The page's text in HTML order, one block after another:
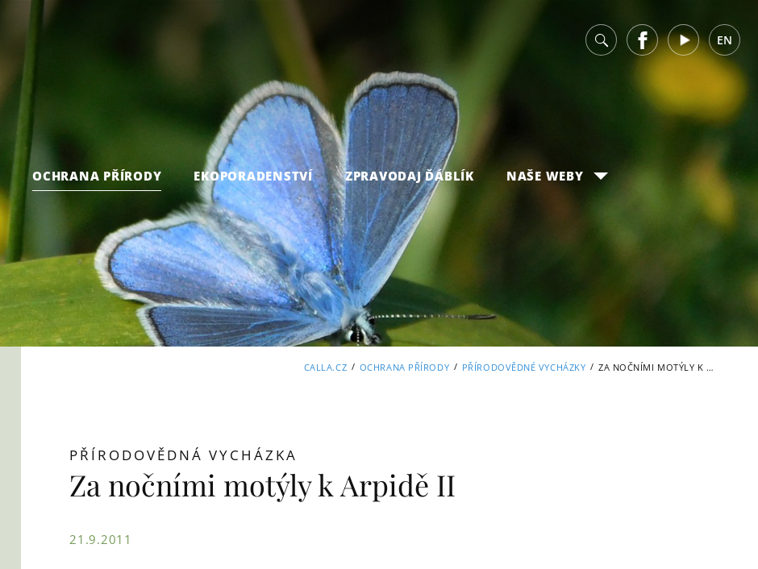
v FacebookYoutube EN
OCHRANA PŘÍRODY EKOPORADENSTVÍ ZPRAVODAJ ĎÁBLÍK NAŠE WEBY
CALLA.CZ / OCHRANA PŘÍRODY / PŘÍRODOVĚDNÉ VYCHÁZKY / ZA NOČNÍMI MOTÝLY K ARPIDĚ II
PŘÍRODOVĚDNÁ VYCHÁZKA
Za nočními motýly k Arpidě II
21.9.2011